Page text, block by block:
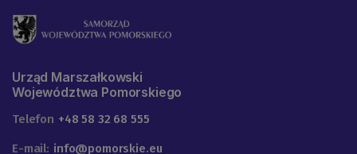
Urząd Marszałkowski
Województwa Pomorskiego
Telefon +48 58 32 68 555
E-mail: info@pomorskie.eu